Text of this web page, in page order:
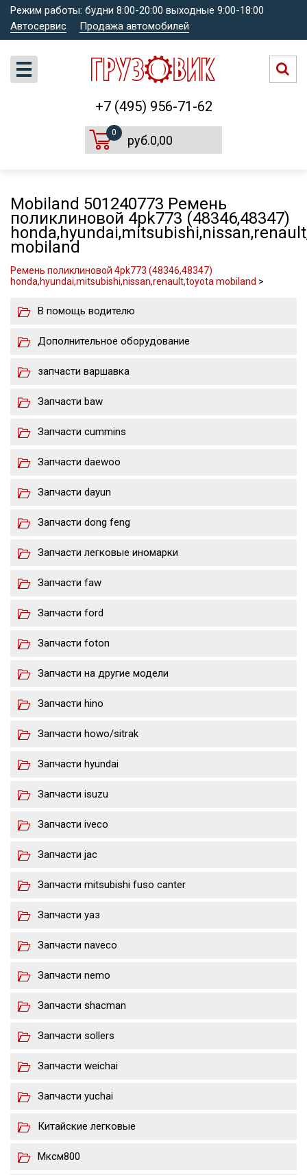
Режим работы: будни 8:00-20:00 выходные 9:00-18:00
Автосервис
Продажа автомобилей
+7 (495) 956-71-62
0
руб.0,00
Mobiland 501240773 Ремень
поликлиновой 4pk773 (48346,48347)
mobiland
Ремень поликлиновой 4pk773 (48346,48347)
honda,hyundai,mitsubishi,nissan,renault,toyota mobiland >
В помощь водителю
Дополнительное оборудование
запчасти варшавка
Запчасти baw
Запчасти cummins
Запчасти daewoo
Запчасти dayun
Запчасти dong feng
Запчасти легковые иномарки
Запчасти faw
Запчасти ford
Запчасти foton
Запчасти на другие модели
Запчасти hino
Запчасти howo/sitrak
Запчасти hyundai
Запчасти isuzu
Запчасти iveco
Запчасти jac
Запчасти mitsubishi fuso canter
Запчасти уаз
Запчасти naveco
Запчасти nemo
Запчасти shacman
Запчасти sollers
Запчасти weichai
Запчасти yuchai
Китайские легковые
Мксм800